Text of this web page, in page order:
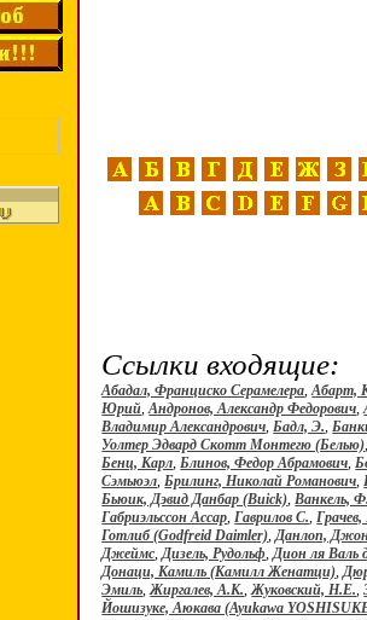
Ссылки входящие:
Абадал, Франциско Серамелера,Абарт,
Юрий,Андронов, Александр Федорович,
Владимир Александрович,Бадл, Э.,
Уолтер Эдвард Скотт Монтегю (Белью)
Бенц, Карл,Блинов, Федор Абрамович,
Сэмьюэл,Брилинг, Николай Романович,
Бьюик, Дэвид Данбар (Buick),Ванкель,
Габриэльссон Ассар,Гаврилов С.,
Готлиб (Godfreid Daimler),Данлоп,
Джеймс,Дизель, Рудольф,Дион ля Валь
Донаци, Камиль (Камилл Женатци),
Эмиль,Жиргалев, А.К.,Жуковский, Н.Е.,
Йошизуке, Аюкава (Ayukawa